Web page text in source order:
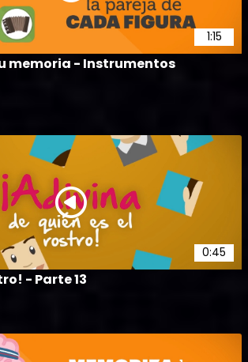
1:15
memoria - Instrumentos
0:45
- Parte 13